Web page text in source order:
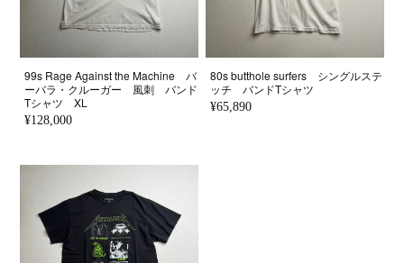
99s Rage Against the Machine バ
ーバラ・クルーガー 風刺 バンド
Tシャツ XL
¥128,000
80s butthole surfers シングルステ
ッチ バンドTシャツ
¥65,890